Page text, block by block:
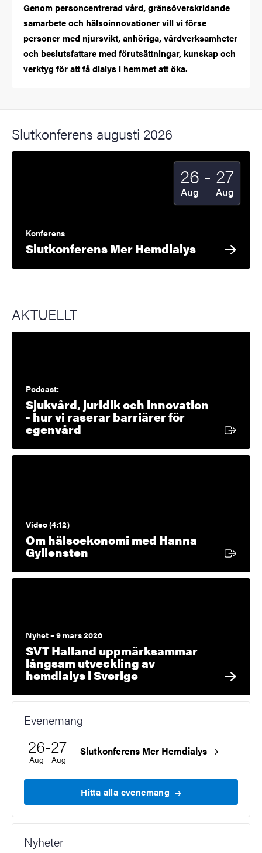
Genom personcentrerad vård, gränsöverskridande
samarbete och hälsoinnovationer vill vi förse
personer med njursvikt, anhöriga, vårdverksamheter
och beslutsfattare med förutsättningar, kunskap och
verktyg för att få dialys i hemmet att öka.
Slutkonferens augusti 2026
Konferens
Slutkonferens Mer Hemdialys
Startdatum
26
Aug
2026 Till
- Slutdatum
27
Aug
2026
AKTUELLT
Podcast:
Sjukvård, juridik och innovation
- hur vi raserar barriärer för
egenvård
Video (4:12)
Om hälsoekonomi med Hanna
Gyllensten
Nyhet – 9 mars 2026
SVT Halland uppmärksammar
långsam utveckling av
hemdialys i Sverige
Evenemang
Startdatum
26
Aug
2026Till
-Slutdatum
27
Aug
2026 Slutkonferens Mer Hemdialys
Hitta alla evenemang
Nyheter